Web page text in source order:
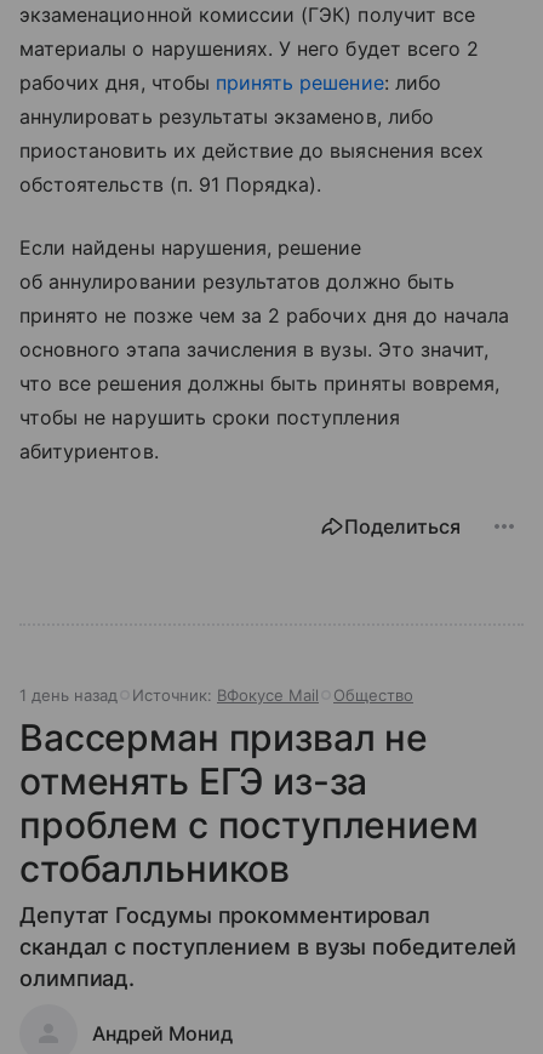
экзаменационной комиссии (ГЭК) получит все
материалы о нарушениях. У него будет всего 2
рабочих дня, чтобы принять решение: либо
аннулировать результаты экзаменов, либо
приостановить их действие до выяснения всех
обстоятельств (п. 91 Порядка).
Если найдены нарушения, решение
об аннулировании результатов должно быть
принято не позже чем за 2 рабочих дня до начала
основного этапа зачисления в вузы. Это значит,
что все решения должны быть приняты вовремя,
чтобы не нарушить сроки поступления
абитуриентов.
Поделиться
1 день назад Источник: ВФокусе Mail Общество
Вассерман призвал не
отменять ЕГЭ из-за
проблем с поступлением
стобалльников
Депутат Госдумы прокомментировал
скандал с поступлением в вузы победителей
олимпиад.
Андрей Монид